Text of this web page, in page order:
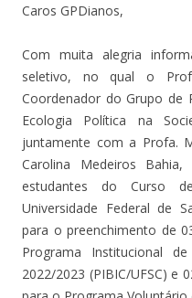
Caros GPDianos,
Com muita alegria
seletivo, no qual o
Coordenador do Grupo de
Ecologia Política na
juntamente com a Profa.
Carolina Medeiros
estudantes do Curso
Universidade Federal de
para o preenchimento de
Programa Institucional
2022/2023 (PIBIC/UFSC) e